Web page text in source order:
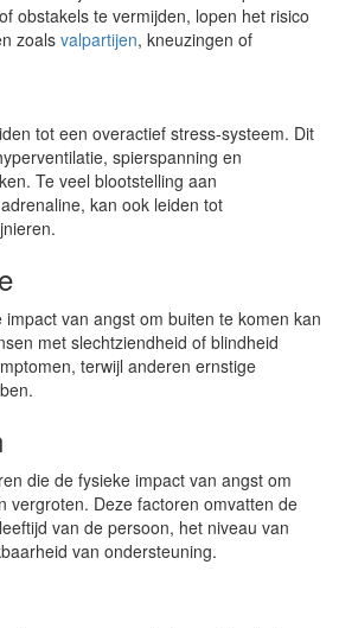
obstakels te vermijden, lopen het risico
zoals valpartijen, kneuzingen of
tot een overactief stress-systeem. Dit
spierspanning en
Te veel blootstelling aan
kan ook leiden tot
van angst om buiten te komen kan
met slechtziendheid of blindheid
terwijl anderen ernstige
die de fysieke impact van angst om
vergroten. Deze factoren omvatten de
van de persoon, het niveau van
van ondersteuning.